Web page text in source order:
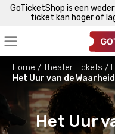
GoTicketShop is een
ticket kan hoger of
Home Theater Tickets
Het Uur van de
Het Uur